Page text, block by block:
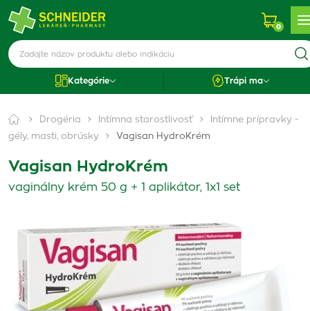
0
Kategórie Trápi ma
Drogéria Intímna starostlivosť
Intímne prípravky -
gély, masti, obrúsky
Vagisan HydroKrém
Vagisan HydroKrém
vaginálny krém 50 g + 1 aplikátor, 1x1 set